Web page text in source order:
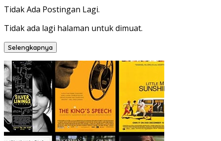
Tidak Ada Postingan Lagi.
Tidak ada lagi halaman untuk dimuat.
Selengkapnya